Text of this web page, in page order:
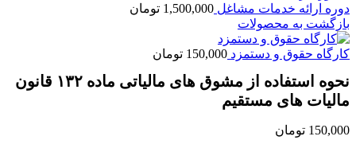
دوره ارائه خدمات مشاغل 1,500,000 تومان
بازگشت به محصولات
کارگاه حقوق و دستمزد 150,000 تومان
نحوه استفاده از مشوق های مالیاتی ماده ۱۳۲ قانون
مالیات های مستقیم
150,000 تومان